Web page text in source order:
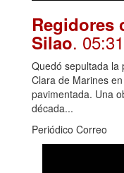
Regidores
Silao. 05:31
Quedó sepultada la
Clara de Marines
pavimentada. Una
década...
Periódico Correo